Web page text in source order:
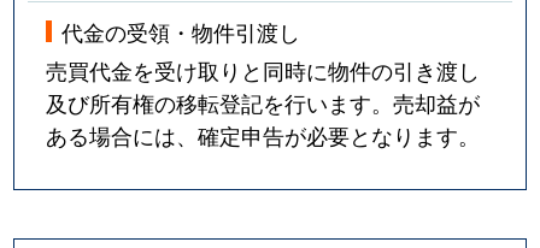
代金の受領・物件引渡し
売買代金を受け取りと同時に物件の引き渡し
及び所有権の移転登記を行います。売却益が
ある場合には、確定申告が必要となります。